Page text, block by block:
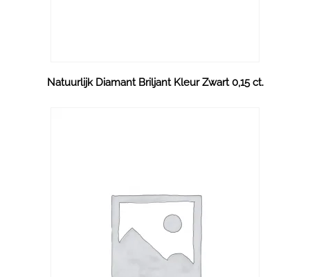
Natuurlijk Diamant Briljant Kleur Zwart 0,15 ct.